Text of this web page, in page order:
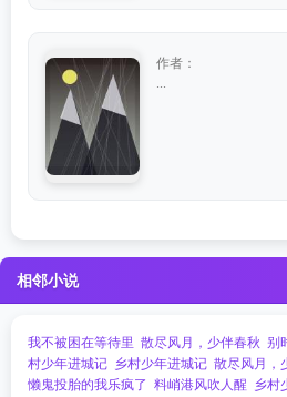
作者：
相邻小说
我不被困在等待里 散尽风月，少伴春秋 别
村少年进城记 乡村少年进城记 散尽风月，
懒鬼投胎的我乐疯了 料峭港风吹人醒 乡村